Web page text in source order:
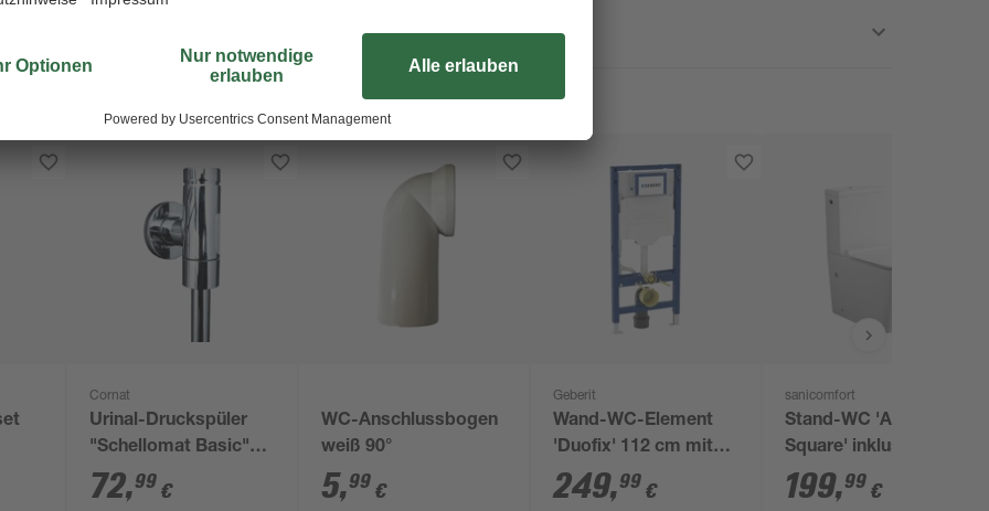
Cornat
Urinal-Druckspüler
"Schellomat Basic"
1/2 Zoll
72,99 €
WC-Anschlussbogen
weiß 90°
5,99 €
Geberit
Wand-WC-Element
'Duofix' 112 cm mit
Unterputz-Spülkasten
'Sigma' 12 cm
249,99 €
sanicomfort
Stand-WC 'Aliki
Square' inklusive WC-
Sitz, spülrandlos
199,99 €